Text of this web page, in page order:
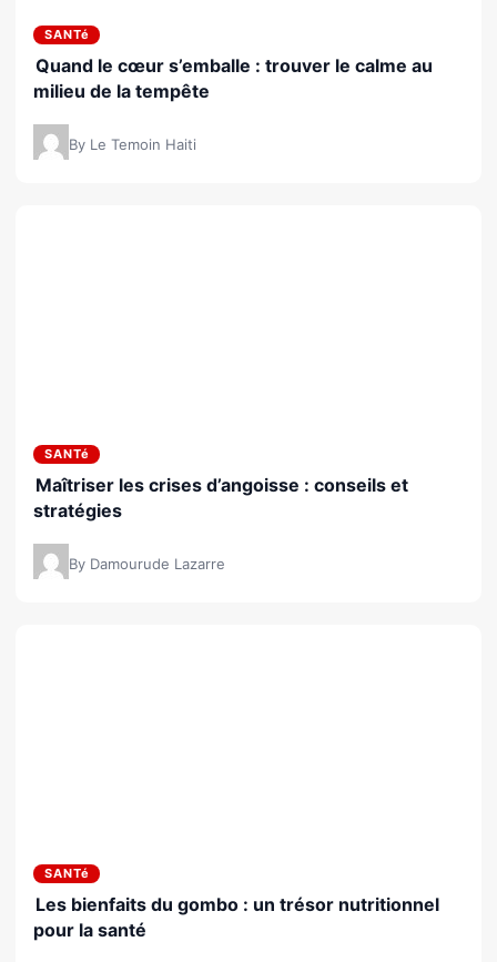
SANTé
Quand le cœur s’emballe : trouver le calme au
milieu de la tempête
By Le Temoin Haiti
SANTé
Maîtriser les crises d’angoisse : conseils et
stratégies
By Damourude Lazarre
SANTé
Les bienfaits du gombo : un trésor nutritionnel
pour la santé